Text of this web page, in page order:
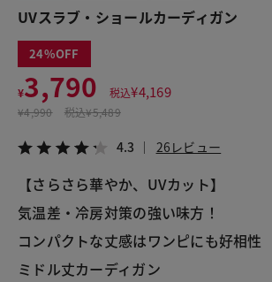
UVスラブ・ショールカーディガン
24
¥3,790 税込¥4,169
¥4,990 税込¥5,489
4.3 26レビュー
【さらさら華やか、UVカット】
気温差・冷房対策の強い味方！
コンパクトな丈感はワンピにも好相性
ミドル丈カーディガン
UVスラブ・ショールカーディガン